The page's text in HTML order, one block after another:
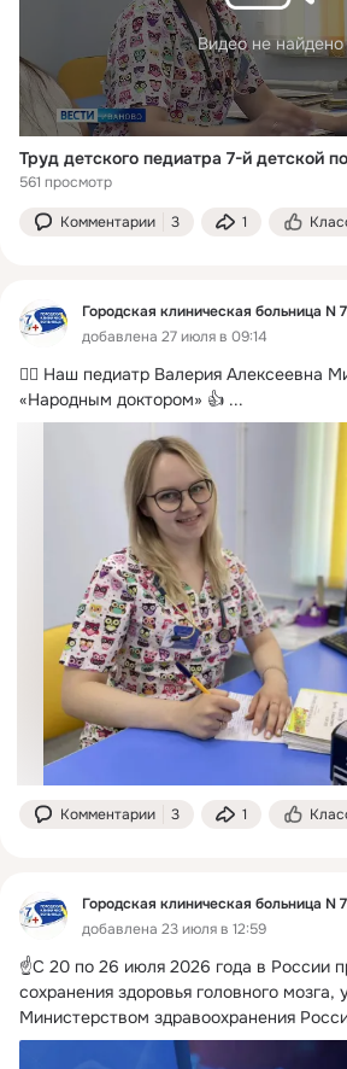
Видео не найдено
561 просмотр
Комментарии 3 1
Городская клиническая больница N
добавлена 27 июля в 09:14
👩‍⚕ Наш педиатр Валерия Алексеевна
«Народным доктором» 👍 ...
Комментарии 3 1
Городская клиническая больница N
добавлена 23 июля в 12:59
☝️С 20 по 26 июля 2026 года в России
сохранения здоровья головного мозга,
Министерством здравоохранения